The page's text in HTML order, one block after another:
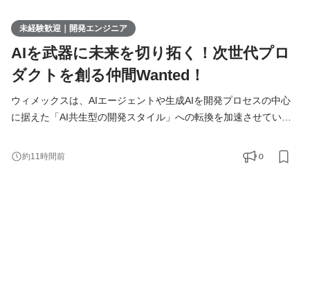
未経験歓迎｜開発エンジニア
AIを武器に未来を切り拓く！次世代プロ
ダクトを創る仲間Wanted！
ウィメックスは、AIエージェントや生成AIを開発プロセスの中心
に据えた「AI共生型の開発スタイル」への転換を加速させていま
極的に募集しています。 AIを相棒に、圧倒的なスピードと品質を
実現し、最先端の技術を使いこなすエンジニアへ成長したい方を
約11時間前 0